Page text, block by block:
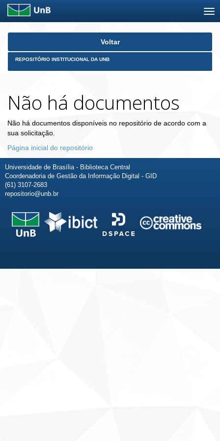
Skip
Voltar
REPOSITÓRIO INSTITUCIONAL DA UNB
Não há documentos
Não há documentos disponíveis no repositório de acordo com a
sua solicitação.
Página inicial do repositório
Universidade de Brasília - Biblioteca Central
Coordenadoria de Gestão da Informação Digital - GID
(61) 3107-2683
repositorio@unb.br